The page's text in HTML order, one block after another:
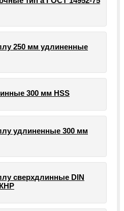
250 мм удлиненные
300 мм HSS
удлиненные 300 мм
сверхдлинные DIN